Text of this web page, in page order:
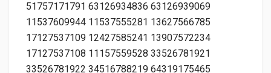
51757171791 63126934836 63126939069
11537609944 11537555281 13627566785
17127537109 12427585241 13907572234
17127537108 11157559528 33526781921
33526781922 34516788219 64319175465